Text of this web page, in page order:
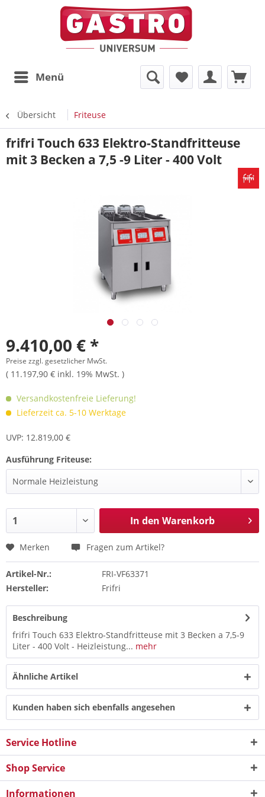
Menü
Übersicht Friteuse
frifri Touch 633 Elektro-Standfritteuse
mit 3 Becken a 7,5 -9 Liter - 400 Volt
9.410,00 € *
Preise zzgl. gesetzlicher MwSt.
( 11.197,90 € inkl. 19% MwSt. )
Versandkostenfreie Lieferung!
Lieferzeit ca. 5-10 Werktage
UVP: 12.819,00 €
Ausführung Friteuse:
In den Warenkorb
Merken Fragen zum Artikel?
Artikel-Nr.:
FRI-VF63371
Hersteller:
Frifri
Beschreibung
frifri Touch 633 Elektro-Standfritteuse mit 3 Becken a 7,5-9
Liter - 400 Volt - Heizleistung... mehr
Ähnliche Artikel
Kunden haben sich ebenfalls angesehen
Service Hotline
Shop Service
Informationen